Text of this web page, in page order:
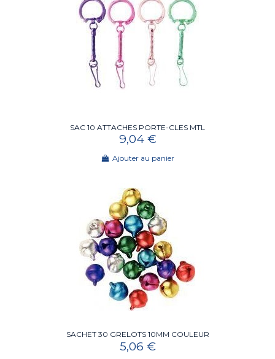
SAC 10 ATTACHES PORTE-CLES MTL
9,04 €
Ajouter au panier
SACHET 30 GRELOTS 10MM COULEUR
5,06 €